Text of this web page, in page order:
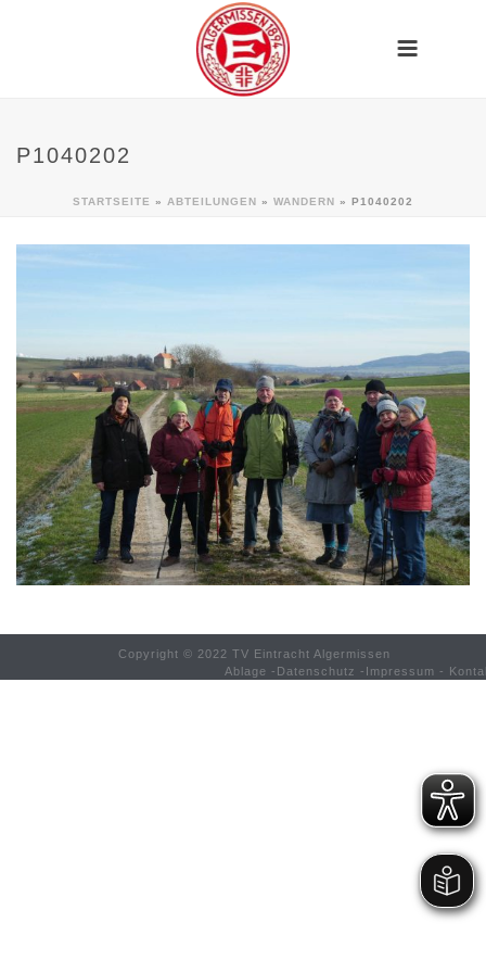
P1040202
STARTSEITE » ABTEILUNGEN » WANDERN » P1040202
Copyright © 2022 TV Eintracht Algermissen
Ablage - Datenschutz - Impressum -